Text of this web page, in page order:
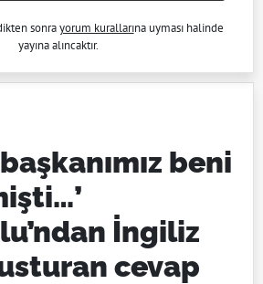
sonrayorum kurallarına uyması halinde
yayına alıncaktır.
beni
İngiliz
cevap